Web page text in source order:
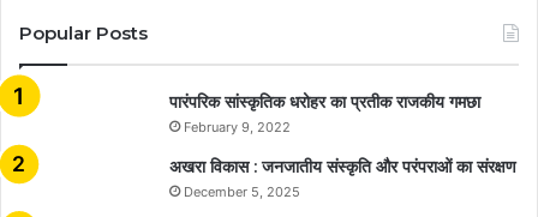
Popular Posts
​​​​​​​पारंपरिक सांस्कृतिक धरोहर का प्रतीक राजकीय गमछा
February 9, 2022
अखरा विकास : जनजातीय संस्कृति और परंपराओं का संरक्षण
December 5, 2025